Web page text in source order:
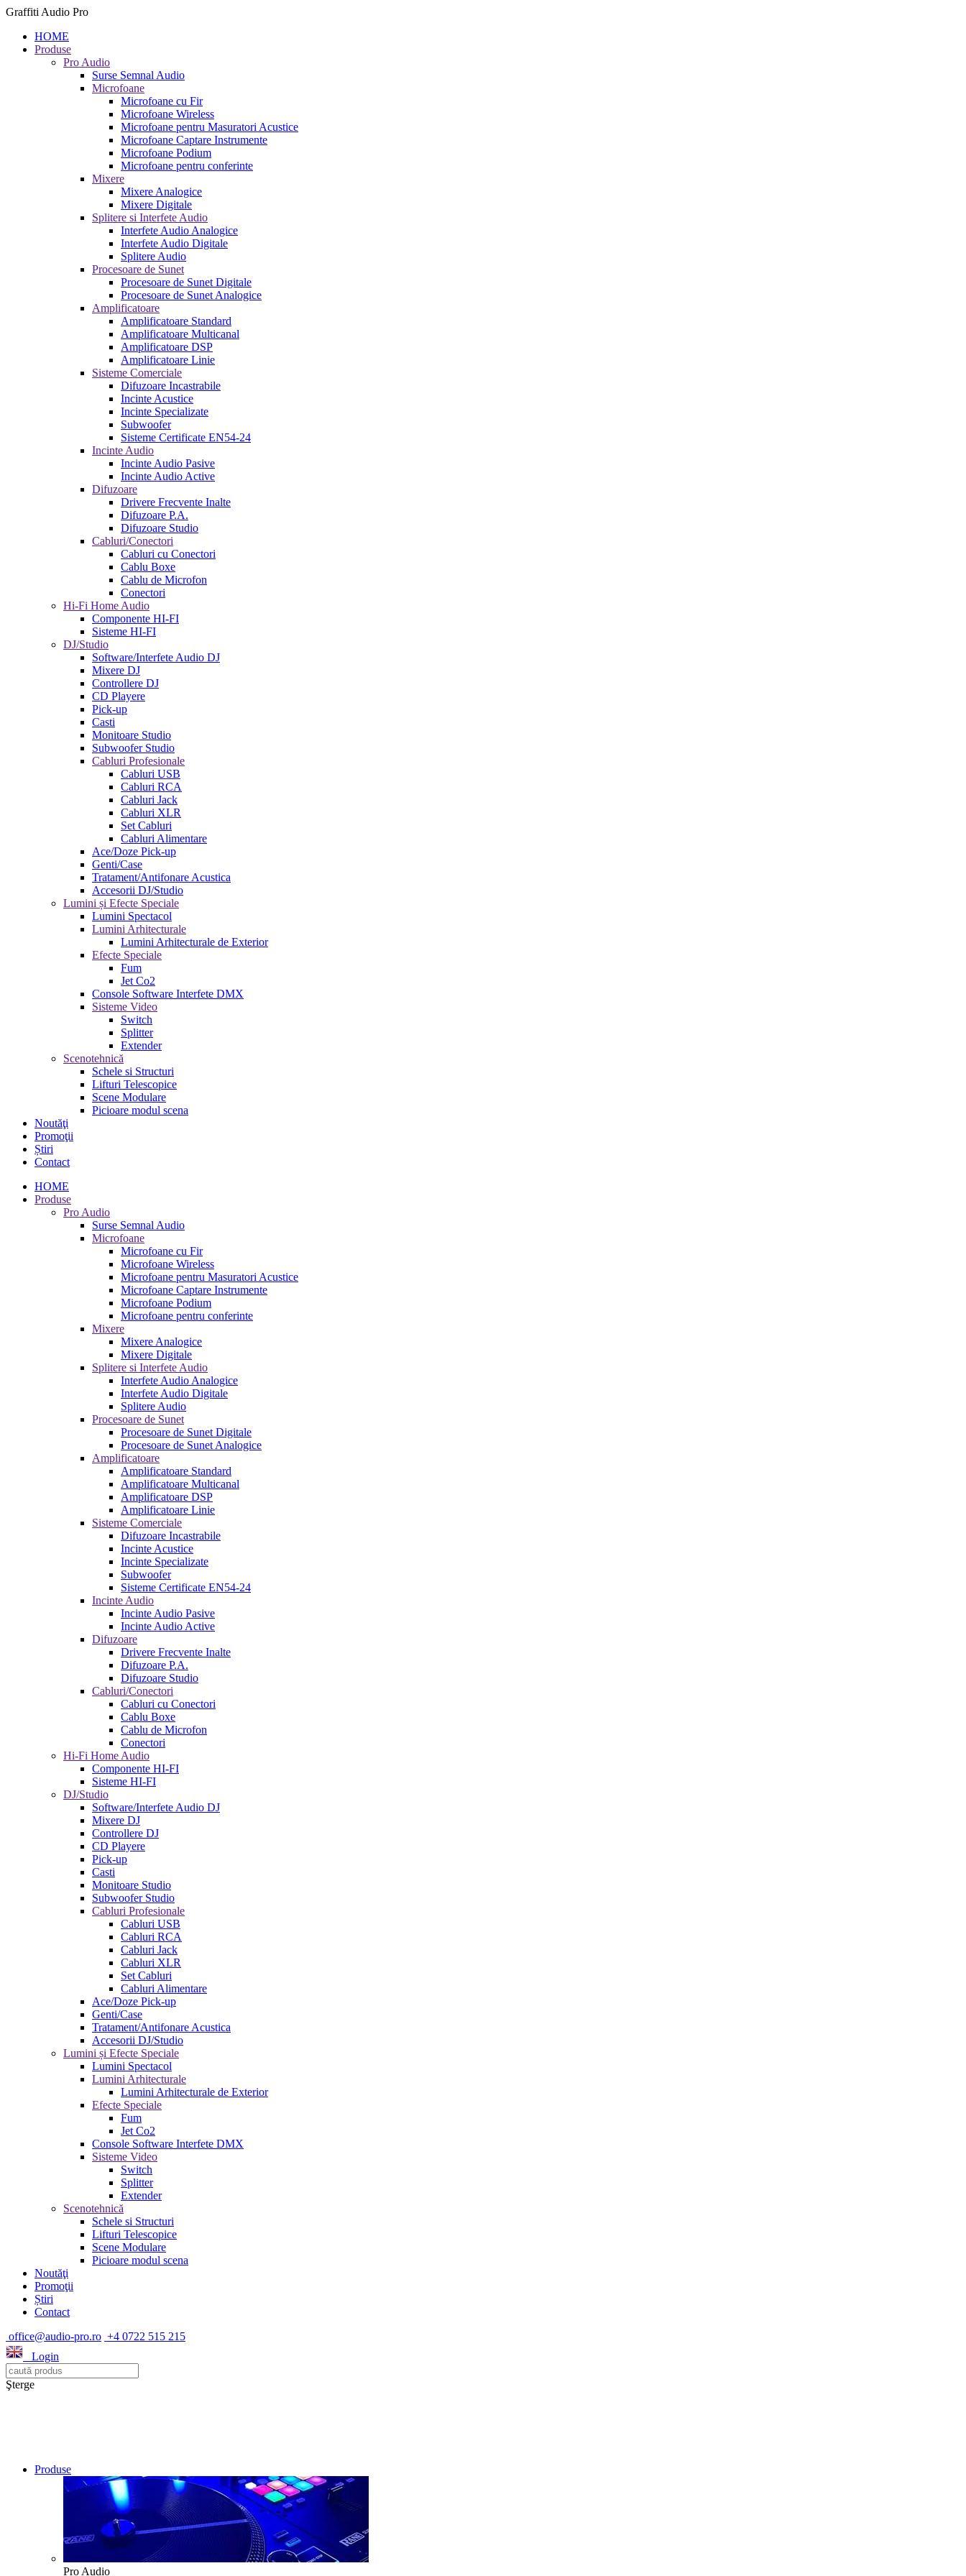
Graffiti Audio Pro
HOME
Produse
Pro Audio
Surse Semnal Audio
Microfoane
Microfoane cu Fir
Microfoane Wireless
Microfoane pentru Masuratori Acustice
Microfoane Captare Instrumente
Microfoane Podium
Microfoane pentru conferinte
Mixere
Mixere Analogice
Mixere Digitale
Splitere si Interfete Audio
Interfete Audio Analogice
Interfete Audio Digitale
Splitere Audio
Procesoare de Sunet
Procesoare de Sunet Digitale
Procesoare de Sunet Analogice
Amplificatoare
Amplificatoare Standard
Amplificatoare Multicanal
Amplificatoare DSP
Amplificatoare Linie
Sisteme Comerciale
Difuzoare Incastrabile
Incinte Acustice
Incinte Specializate
Subwoofer
Sisteme Certificate EN54-24
Incinte Audio
Incinte Audio Pasive
Incinte Audio Active
Difuzoare
Drivere Frecvente Inalte
Difuzoare P.A.
Difuzoare Studio
Cabluri/Conectori
Cabluri cu Conectori
Cablu Boxe
Cablu de Microfon
Conectori
Hi-Fi Home Audio
Componente HI-FI
Sisteme HI-FI
DJ/Studio
Software/Interfete Audio DJ
Mixere DJ
Controllere DJ
CD Playere
Pick-up
Casti
Monitoare Studio
Subwoofer Studio
Cabluri Profesionale
Cabluri USB
Cabluri RCA
Cabluri Jack
Cabluri XLR
Set Cabluri
Cabluri Alimentare
Ace/Doze Pick-up
Genti/Case
Tratament/Antifonare Acustica
Accesorii DJ/Studio
Lumini și Efecte Speciale
Lumini Spectacol
Lumini Arhitecturale
Lumini Arhitecturale de Exterior
Efecte Speciale
Fum
Jet Co2
Console Software Interfete DMX
Sisteme Video
Switch
Splitter
Extender
Scenotehnică
Schele si Structuri
Lifturi Telescopice
Scene Modulare
Picioare modul scena
Noutăţi
Promoţii
Știri
Contact
HOME
Produse
Pro Audio
Surse Semnal Audio
Microfoane
Microfoane cu Fir
Microfoane Wireless
Microfoane pentru Masuratori Acustice
Microfoane Captare Instrumente
Microfoane Podium
Microfoane pentru conferinte
Mixere
Mixere Analogice
Mixere Digitale
Splitere si Interfete Audio
Interfete Audio Analogice
Interfete Audio Digitale
Splitere Audio
Procesoare de Sunet
Procesoare de Sunet Digitale
Procesoare de Sunet Analogice
Amplificatoare
Amplificatoare Standard
Amplificatoare Multicanal
Amplificatoare DSP
Amplificatoare Linie
Sisteme Comerciale
Difuzoare Incastrabile
Incinte Acustice
Incinte Specializate
Subwoofer
Sisteme Certificate EN54-24
Incinte Audio
Incinte Audio Pasive
Incinte Audio Active
Difuzoare
Drivere Frecvente Inalte
Difuzoare P.A.
Difuzoare Studio
Cabluri/Conectori
Cabluri cu Conectori
Cablu Boxe
Cablu de Microfon
Conectori
Hi-Fi Home Audio
Componente HI-FI
Sisteme HI-FI
DJ/Studio
Software/Interfete Audio DJ
Mixere DJ
Controllere DJ
CD Playere
Pick-up
Casti
Monitoare Studio
Subwoofer Studio
Cabluri Profesionale
Cabluri USB
Cabluri RCA
Cabluri Jack
Cabluri XLR
Set Cabluri
Cabluri Alimentare
Ace/Doze Pick-up
Genti/Case
Tratament/Antifonare Acustica
Accesorii DJ/Studio
Lumini și Efecte Speciale
Lumini Spectacol
Lumini Arhitecturale
Lumini Arhitecturale de Exterior
Efecte Speciale
Fum
Jet Co2
Console Software Interfete DMX
Sisteme Video
Switch
Splitter
Extender
Scenotehnică
Schele si Structuri
Lifturi Telescopice
Scene Modulare
Picioare modul scena
Noutăţi
Promoţii
Știri
Contact
office@audio-pro.ro +4 0722 515 215
Login
Şterge
Produse
Pro Audio